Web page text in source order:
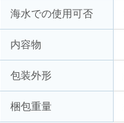
海水での使用可否
内容物
包装外形
梱包重量